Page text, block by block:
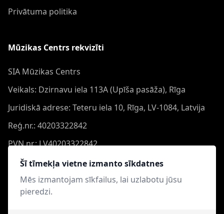
Šī tīmekļa vietne izmanto sīkdatnes
Mēs izmantojam sīkfailus, lai uzlabotu jūsu
pieredzi.
Privātuma politika
Mūzikas Centrs rekvizīti
SIA Mūzikas Centrs
Veikals: Dzirnavu iela 113A (Upīša pasāža), Rīga
Juridiskā adrese: Teteru iela 10, Rīga, LV-1084, Latvija
Reģ.nr.: 40203322842
PVN nr.: LV40203322842
Banka: Swedbank AS
Konts: LV44HABA0551050864473
Swift: HABALV22